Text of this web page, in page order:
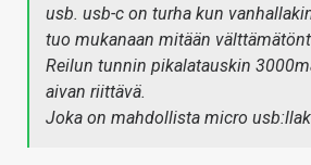
usb. usb-c on turha kun
tuo mukanaan mitään
Reilun tunnin pikalatauskin
aivan riittävä.
Joka on mahdollista micro